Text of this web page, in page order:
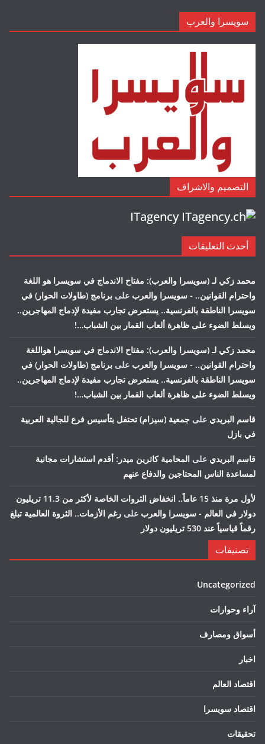
سويسرا والعرب
التصميم والاشراف
ITagency
أحدث التعليقات
محمد زكي لـ (سويسرا والعرب): مفتاح الاندماج في سويسرا هو اللغة
واحترام القوانين.. - سويسرا والعرب على برنامج (طاولات الحوار) في
سويسرا الناطقة بالفرنسية.. يستعرض تجارب مفيدة لإدماج المهاجرين..
ويسلط الضوء على ظاهرة ألعاب القمار بين الشباب…!
محمد زكي لـ (سويسرا والعرب): مفتاح الاندماج في سويسرا هواللغة
واحترام القوانين.. - سويسرا والعرب على برنامج (طاولات الحوار) في
سويسرا الناطقة بالفرنسية.. يستعرض تجارب مفيدة لإدماج المهاجرين..
ويسلط الضوء على ظاهرة ألعاب القمار بين الشباب…!
قاسم البريدي على جمعية (سيزام) تحتفل بتأسيس فرع للجالية العربية
في بازل
قاسم البريدي على المحامية كاترين ميدر: أقدم استشارات مجانية
لمساعدة الناس المحتاجين والدفاع عنهم
لأول مرة منذ 15 عاماً.. انخفاض الثروات الخاصة لأكثر من 11.3 تريليون
دولار في العالم - سويسرا والعرب على رغم الأزمات.. الثروة العالمية تبلغ
رقماً قياسياً عند 530 تريليون دولار
تصنيفات
Uncategorized
آراء وحوارات
أسواق ومصارف
اخبار
اقتصاد العالم
اقتصاد سويسرا
تحقيقات